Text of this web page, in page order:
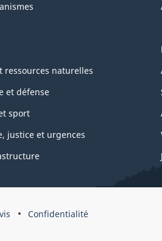
ressources naturelles
et défense
sport
justice et urgences
Confidentialité